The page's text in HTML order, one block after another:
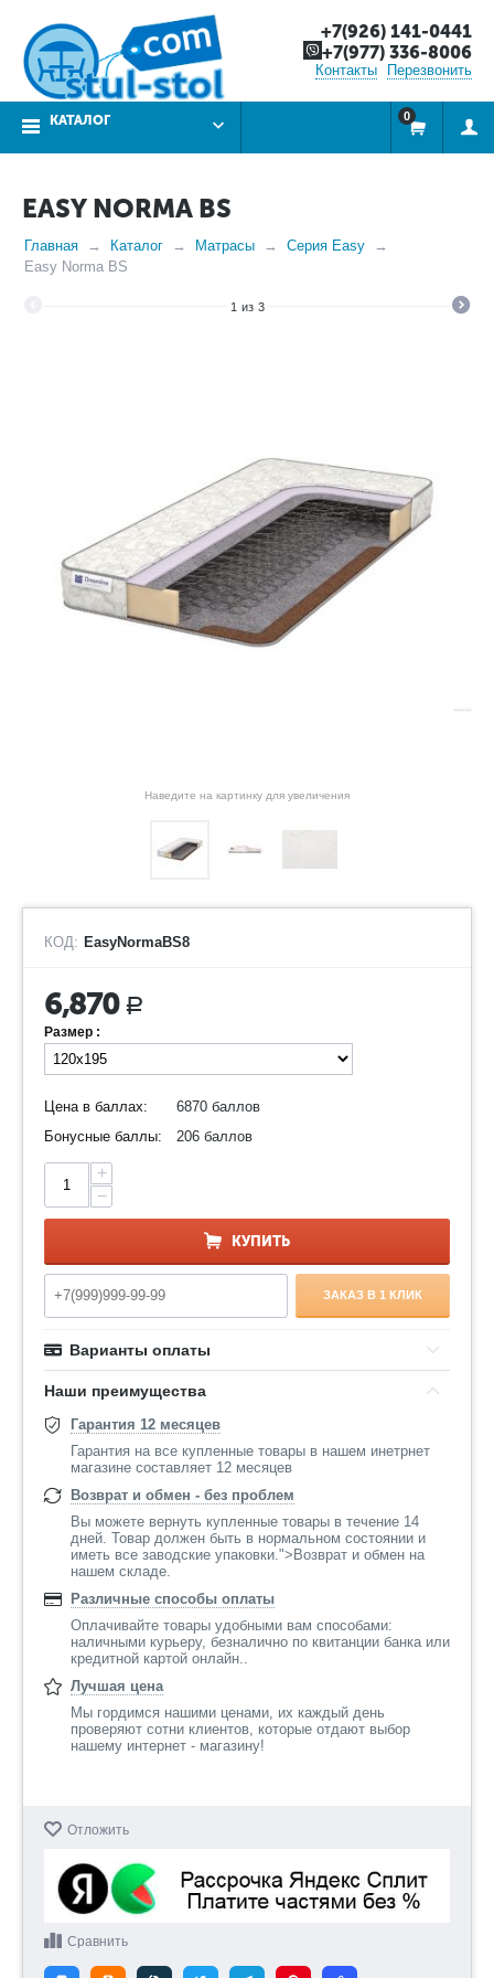
+7(926) 141-0441
+7(977) 336-8006
Контакты Перезвонить
КАТАЛОГ 0
EASY NORMA BS
Главная Каталог Матрасы
Серия Easy
Easy Norma BS
1 из 3
Наведите на картинку для увеличения
КОД: EasyNormaBS8
6,870 Р
Размер :
Цена в баллах:
6870 баллов
Бонусные баллы:
206 баллов
+
−
КУПИТЬ
ЗАКАЗ В 1 КЛИК
Варианты оплаты
Наши преимущества
Гарантия 12 месяцев
Гарантия на все купленные товары в нашем инетрнет
магазине составляет 12 месяцев
Возврат и обмен - без проблем
Вы можете вернуть купленные товары в течение 14
дней. Товар должен быть в нормальном состоянии и
иметь все заводские упаковки.">Возврат и обмен на
нашем складе.
Различные способы оплаты
Оплачивайте товары удобными вам способами:
наличными курьеру, безналично по квитанции банка или
кредитной картой онлайн..
Лучшая цена
Мы гордимся нашими ценами, их каждый день
проверяют сотни клиентов, которые отдают выбор
нашему интернет - магазину!
Отложить
Сравнить